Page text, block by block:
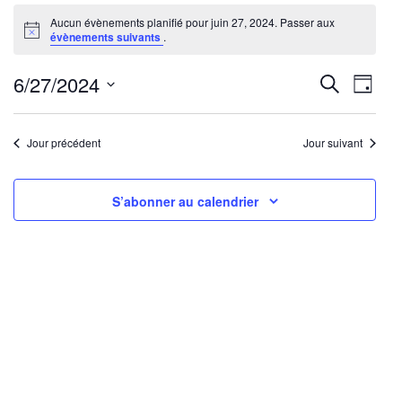
Évènements
for
juin
27,
2024
Notice
Aucun évènements planifié pour juin 27, 2024. Passer aux
évènements suivants .
et
de
vues
Recherche
de
Jour
6/27/2024
Sélectionnez
uneJour précédent Jour suivant
S’abonner au calendrier